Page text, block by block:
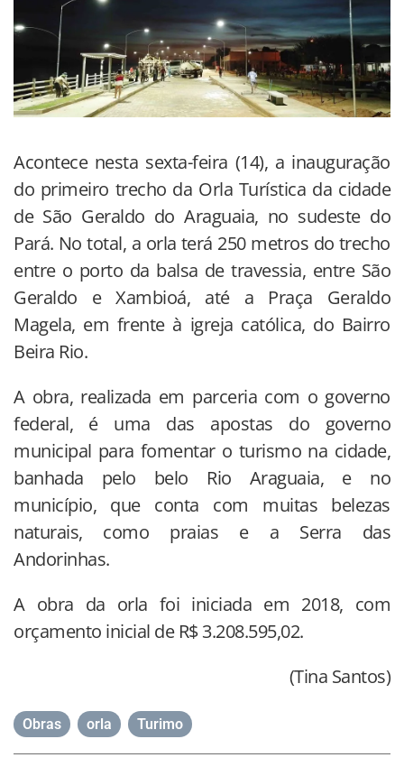
Acontece nesta sexta-feira (14), a inauguração
do primeiro trecho da Orla Turística da cidade
de São Geraldo do Araguaia, no sudeste do
Pará. No total, a orla terá 250 metros do trecho
entre o porto da balsa de travessia, entre São
Geraldo e Xambioá, até a Praça Geraldo
Magela, em frente à igreja católica, do Bairro
Beira Rio.
A obra, realizada em parceria com o governo
federal, é uma das apostas do governo
municipal para fomentar o turismo na cidade,
banhada pelo belo Rio Araguaia, e no
município, que conta com muitas belezas
naturais, como praias e a Serra das
Andorinhas.
A obra da orla foi iniciada em 2018, com
orçamento inicial de R$ 3.208.595,02.
(Tina Santos)
Obras orla Turimo